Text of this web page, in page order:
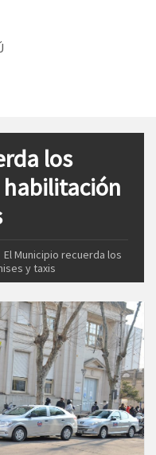
los
El Municipio recuerda los
y taxis